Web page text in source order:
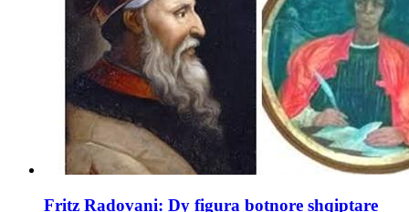
Fritz Radovani: Dy figura botnore shqiptare